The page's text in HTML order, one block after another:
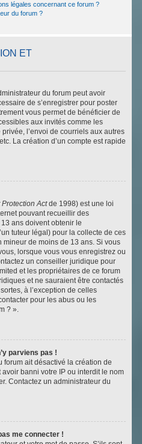
légales concernant ce forum ?
du forum ?
ET
du forum peut avoir
de s’enregistrer pour poster
vous permet de bénéficier de
aux invités comme les
l’envoi de courriels aux autres
La création d’un compte est rapide
Actde 1998) est une loi
pouvant recueillir des
ans doivent obtenir le
tuteur légal) pour la collecte de ces
mineur de moins de 13 ans. Si vous
lorsque vous vous enregistrez ou
un conseiller juridique pour
et les propriétaires de ce forum
et ne sauraient être contactés
à l’exception de celles
pour les abus ou les
? ».
parviens pas !
forum ait désactivé la création de
banni votre IP ou interdit le nom
Contactez un administrateur du
me connecter !